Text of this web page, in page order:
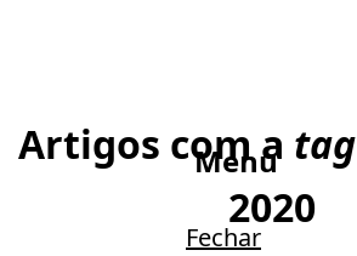
Menu
Fechar
Artigos com a tag
2020